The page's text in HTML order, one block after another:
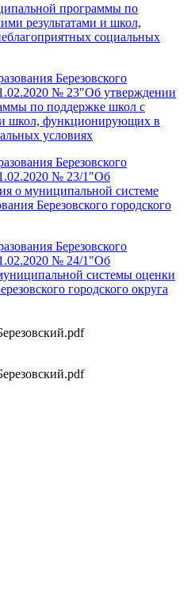
программы по
результатами и школ,
социальных
Березовского
№ 23"Об утверждении
по поддержке школ с
и школ, функционирующих в
условиях
Березовского
№ 23/1"Об
о муниципальной системе
Березовского городского
Березовского
№ 24/1"Об
системы оценки
городского округа